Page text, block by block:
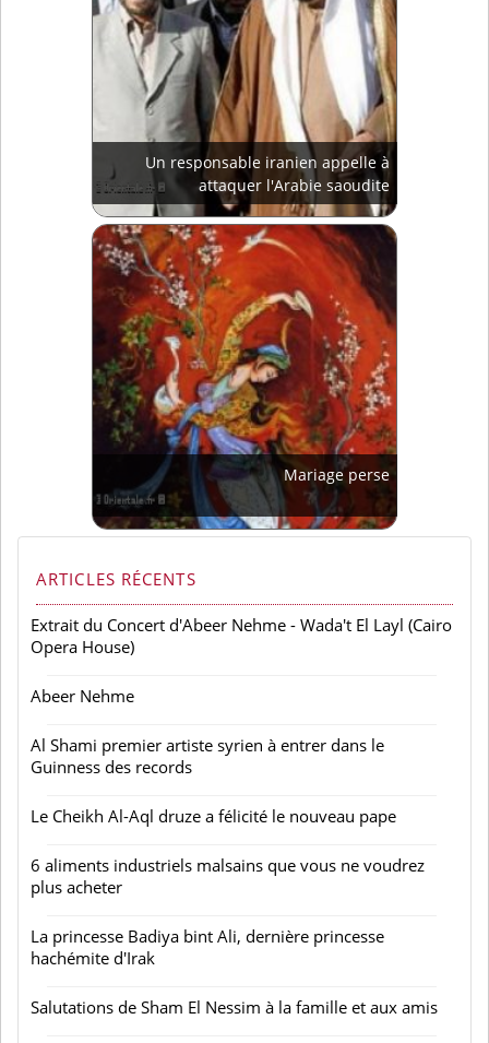
Un responsable iranien appelle à
attaquer l'Arabie saoudite
Mariage perse
ARTICLES RÉCENTS
Extrait du Concert d'Abeer Nehme - Wada't El Layl (Cairo
Opera House)
Abeer Nehme
Al Shami premier artiste syrien à entrer dans le
Guinness des records
Le Cheikh Al-Aql druze a félicité le nouveau pape
6 aliments industriels malsains que vous ne voudrez
plus acheter
La princesse Badiya bint Ali, dernière princesse
hachémite d'Irak
Salutations de Sham El Nessim à la famille et aux amis